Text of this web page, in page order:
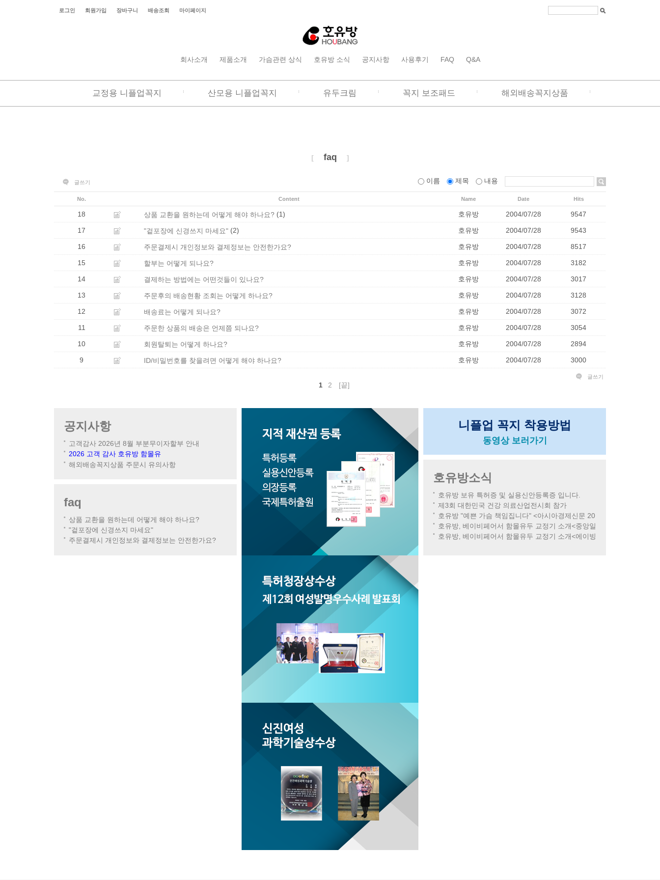
로그인 회원가입 장바구니 배송조회 마이페이지
회사소개 제품소개 가슴관련 상식 호유방 소식 공지사항 사용후기 FAQ Q&A
교정용 니플업꼭지 산모용 니플업꼭지 유두크림 꼭지 보조패드 해외배송꼭지상품
[ faq ]
글쓰기 이름 제목 내용
No. Content Name Date Hits
18 상품 교환을 원하는데 어떻게 해야 하나요? (1) 호유방 2004/07/28 9547
17 "겉포장에 신경쓰지 마세요" (2) 호유방 2004/07/28 9543
16 주문결제시 개인정보와 결제정보는 안전한가요? 호유방 2004/07/28 8517
15 할부는 어떻게 되나요? 호유방 2004/07/28 3182
14 결제하는 방법에는 어떤것들이 있나요? 호유방 2004/07/28 3017
13 주문후의 배송현황 조회는 어떻게 하나요? 호유방 2004/07/28 3128
12 배송료는 어떻게 되나요? 호유방 2004/07/28 3072
11 주문한 상품의 배송은 언제쯤 되나요? 호유방 2004/07/28 3054
10 회원탈퇴는 어떻게 하나요? 호유방 2004/07/28 2894
9 ID/비밀번호를 찾을려면 어떻게 해야 하나요? 호유방 2004/07/28 3000
글쓰기
1 2 [끝]
공지사항
고객감사 2026년 8월 부분무이자할부 안내
2026 고객 감사 호유방 함몰유
해외배송꼭지상품 주문시 유의사항
faq
상품 교환을 원하는데 어떻게 해야 하나요?
"겉포장에 신경쓰지 마세요"
주문결제시 개인정보와 결제정보는 안전한가요?
니플업 꼭지 착용방법
동영상 보러가기
호유방소식
호유방 보유 특허증 및 실용신안등록증 입니다.
제3회 대한민국 건강 의료산업전시회 참가
호유방 "예쁜 가슴 책임집니다" <아시아경제신문 20
호유방, 베이비페어서 함몰유두 교정기 소개<중앙일
호유방, 베이비페어서 함몰유두 교정기 소개<에이빙